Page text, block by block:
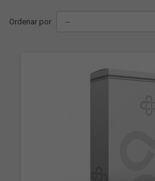
Ordenar por